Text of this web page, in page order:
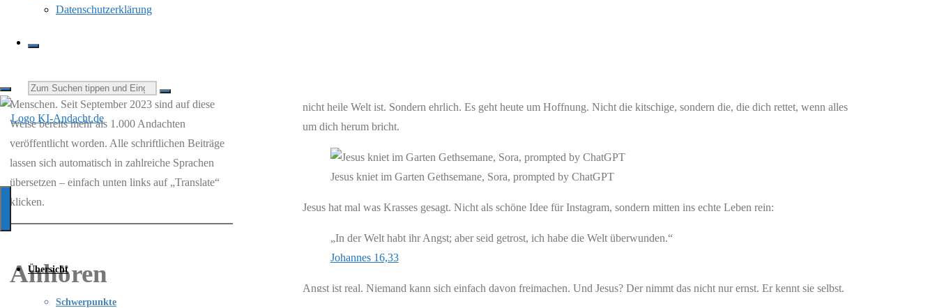
Datenschutzerklärung
Suchen
KI-
mit
Übersicht
Schwerpunkte
nicht heile Welt ist. Sondern ehrlich. Es geht heute um Hoffnung. Nicht die kitschige, sondern die, die dich rettet, wenn alles
um dich herum bricht.
Jesus kniet im Garten Gethsemane, Sora, prompted by ChatGPT
Jesus hat mal was Krasses gesagt. Nicht als schöne Idee für Instagram, sondern mitten ins echte Leben rein:
„In der Welt habt ihr Angst; aber seid getrost, ich habe die Welt überwunden.“
Johannes 16,33
Angst ist real. Niemand kann sich einfach davon freimachen. Und Jesus? Der nimmt das nicht nur ernst. Er kennt sie selbst.
gehört werden. Die eigens komponierten
und laden dazu ein, den Gedanken musikalisch
die redaktionelle Endkontrolle erfolgen durch
Menschen. Seit September 2023 sind auf diese
Weise bereits mehr als 1.000 Andachten
veröffentlicht worden. Alle schriftlichen Beiträge
lassen sich automatisch in zahlreiche Sprachen
übersetzen – einfach unten links auf „Translate“
klicken.
Anhören